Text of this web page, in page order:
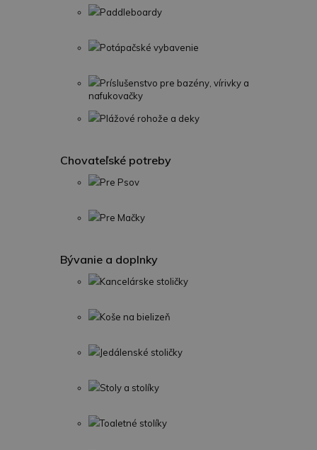
Paddleboardy
Potápačské vybavenie
Príslušenstvo pre bazény, vírivky a
nafukovačky
Plážové rohože a deky
Chovateľské potreby
Pre Psov
Pre Mačky
Bývanie a doplnky
Kancelárske stoličky
Koše na bielizeň
Jedálenské stoličky
Stoly a stolíky
Toaletné stolíky